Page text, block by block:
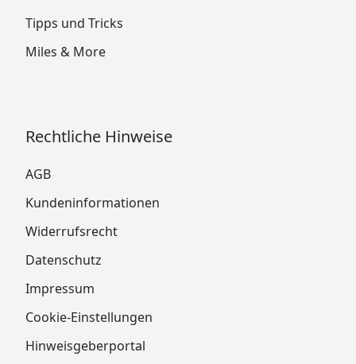
Tipps und Tricks
Miles & More
Rechtliche Hinweise
AGB
Kundeninformationen
Widerrufsrecht
Datenschutz
Impressum
Cookie-Einstellungen
Hinweisgeberportal